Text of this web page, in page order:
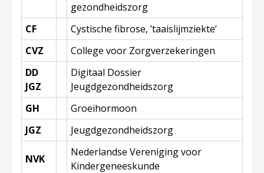
gezondheidszorg
CF
Cystische fibrose, ’taaislijmziekte’
CVZ
College voor Zorgverzekeringen
DD
JGZ
Digitaal Dossier
Jeugdgezondheidszorg
GH
Groeihormoon
JGZ
Jeugdgezondheidszorg
NVK
Nederlandse Vereniging voor
Kindergeneeskunde